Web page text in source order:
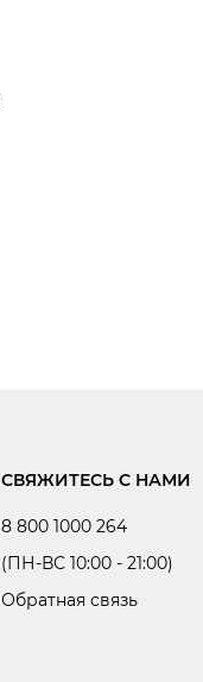
СВЯЖИТЕСЬ С НАМИ
8 800 1000 264
(ПН-ВС 10:00 - 21:00)
Обратная связь